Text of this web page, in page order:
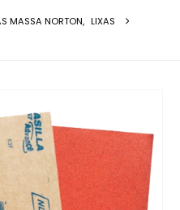
MASSA NORTON, LIXAS